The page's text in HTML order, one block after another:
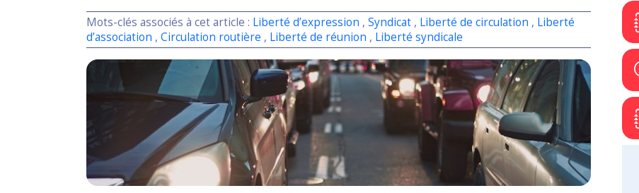
Mots-clés associés à cet article : Liberté d’expression , Syndicat , Liberté de circulation , Liberté
d’association , Circulation routière , Liberté de réunion , Liberté syndicale